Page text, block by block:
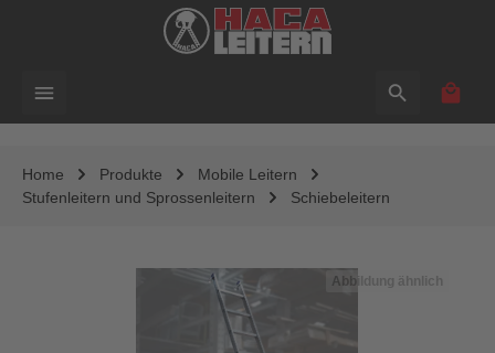
Home Produkte
Mobile Leitern
Stufenleitern und Sprossenleitern
Schiebeleitern
Bildergalerie überspringen Abbildung ähnlich